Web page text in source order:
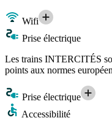
Wifi
Prise électrique
Les trains INTERCITÉS
points aux normes
Prise électrique
Accessibilité